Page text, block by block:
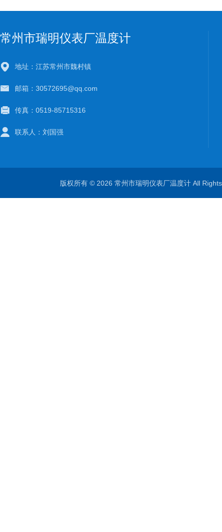
常州市瑞明仪表厂温度计
地址：江苏常州市魏村镇
邮箱：30572695@qq.com
传真：0519-85715316
联系人：刘国强
版权所有 © 2026 常州市瑞明仪表厂温度计 All